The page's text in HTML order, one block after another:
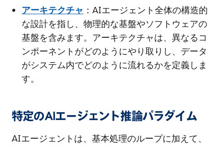
アーキテクチャ ：AIエージェント全体の構造的
な設計を指し、物理的な基盤やソフトウェアの
基盤を含みます。アーキテクチャは、異なるコ
ンポーネントがどのようにやり取りし、データ
がシステム内でどのように流れるかを定義しま
す。
特定のAIエージェント推論パラダイム
AIエージェントは、基本処理のループに加えて、